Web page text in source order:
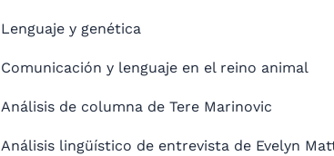
Lenguaje y genética
Comunicación y lenguaje en el reino animal
Análisis de columna de Tere Marinovic
Análisis lingüístico de entrevista de Evelyn